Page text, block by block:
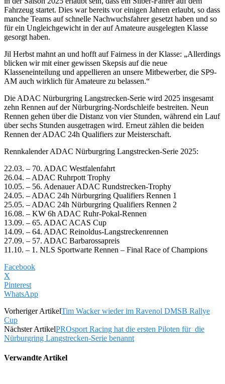
Fahrzeug startet. Dies war bereits vor einigen Jahren erlaubt, so dass
manche Teams auf schnelle Nachwuchsfahrer gesetzt haben und so
für ein Ungleichgewicht in der auf Amateure ausgelegten Klasse
gesorgt haben.
Jil Herbst mahnt an und hofft auf Fairness in der Klasse: „Allerdings
blicken wir mit einer gewissen Skepsis auf die neue
Klasseneinteilung und appellieren an unsere Mitbewerber, die SP9-
AM auch wirklich für Amateure zu belassen.“
Die ADAC Nürburgring Langstrecken-Serie wird 2025 insgesamt
zehn Rennen auf der Nürburgring-Nordschleife bestreiten. Neun
Rennen gehen über die Distanz von vier Stunden, während ein Lauf
über sechs Stunden ausgetragen wird. Erneut zählen die beiden
Rennen der ADAC 24h Qualifiers zur Meisterschaft.
Rennkalender ADAC Nürburgring Langstrecken-Serie 2025:
22.03. – 70. ADAC Westfalenfahrt
26.04. – ADAC Ruhrpott Trophy
10.05. – 56. Adenauer ADAC Rundstrecken-Trophy
24.05. – ADAC 24h Nürburgring Qualifiers Rennen 1
25.05. – ADAC 24h Nürburgring Qualifiers Rennen 2
16.08. – KW 6h ADAC Ruhr-Pokal-Rennen
13.09. – 65. ADAC ACAS Cup
14.09. – 64. ADAC Reinoldus-Langstreckenrennen
27.09. – 57. ADAC Barbarossapreis
11.10. – 1. NLS Sportwarte Rennen – Final Race of Champions
Facebook
X
Pinterest
WhatsApp
Vorheriger ArtikelTim Wacker wieder im Ravenol DMSB Rallye
Cup
Nächster ArtikelPROsport Racing hat die ersten Piloten für die
Nürburgring Langstrecken-Serie benannt
Verwandte Artikel